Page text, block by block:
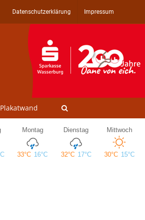
Datenschutzerklärung Impressum
Plakatwand